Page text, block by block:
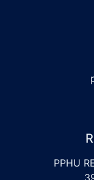
PPHU